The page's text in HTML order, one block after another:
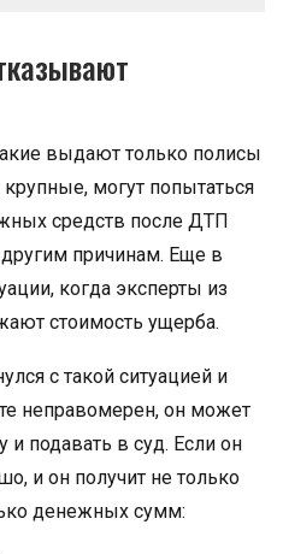
выдают только полисы
могут попытаться
средств после ДТП
причинам. Еще в
когда эксперты из
стоимость ущерба.
с такой ситуацией и
неправомерен, он может
и подавать в суд. Если он
и он получит не только
денежных сумм: